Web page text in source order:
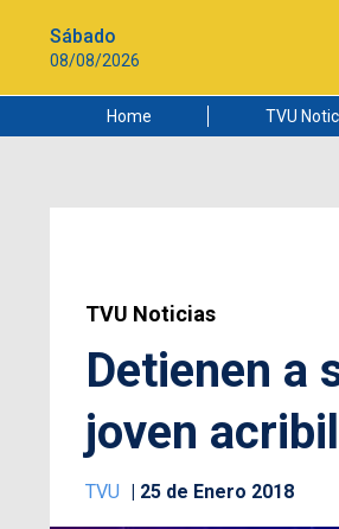
Sábado
08/08/2026
Home TVU
Ciudad
TVU Noticias
Detienen a
joven
TVU 25 de Enero 2018